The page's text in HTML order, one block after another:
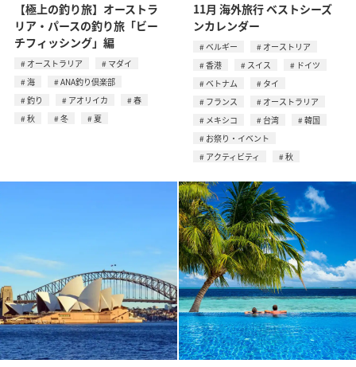
【極上の釣り旅】オーストラ
リア・パースの釣り旅「ビー
チフィッシング」編
オーストラリア
マダイ
海
ANA釣り倶楽部
釣り
アオリイカ
春
秋
冬 夏
11月 海外旅行 ベストシーズ
ンカレンダー
ベルギー
オーストリア
香港
スイス
ドイツ
ベトナム
タイ
フランス
オーストラリア
メキシコ
台湾
韓国
お祭り・イベント
アクティビティ
秋